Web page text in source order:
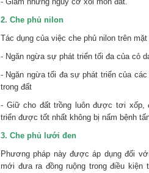
2. Che phủ nilon
Tác dụng của việc che phủ nilon trên mặt
- Ngăn ngừa sự phát triển tối đa của cỏ
- Ngăn ngừa tối đa sự phát triển của
trong đất
- Giữ cho đất trồng luôn được tơi xốp,
triển được tốt nhất không bị nấm bệnh
3. Che phủ lưới đen
Phương pháp này được áp dụng đối
mới đưa ra đồng ruộng trong điều kiện